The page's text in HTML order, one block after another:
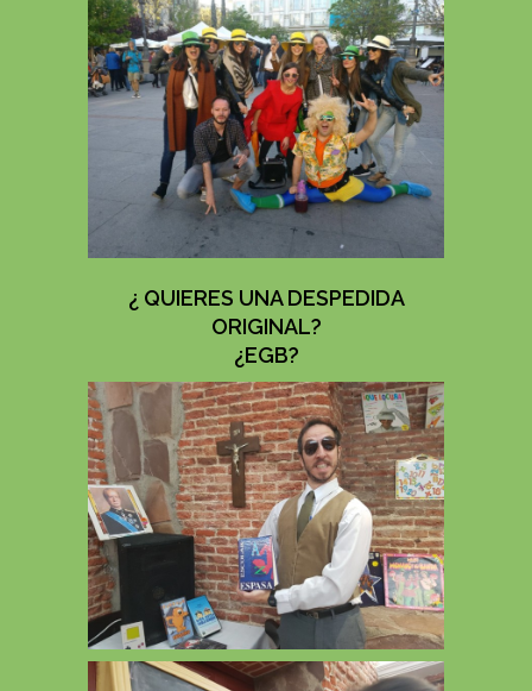
¿ QUIERES UNA DESPEDIDA
ORIGINAL?
¿EGB?